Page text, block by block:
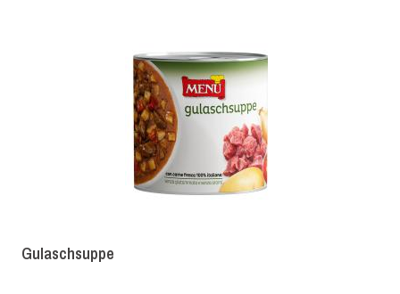
Gulaschsuppe